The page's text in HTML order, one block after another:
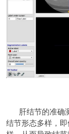
肝结节的准确
结节形态多样，